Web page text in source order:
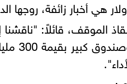
الموقف، قائلاً: "ناقشنا